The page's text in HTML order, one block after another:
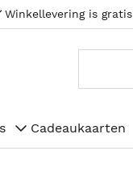
Winkellevering is gratis
Cadeaukaarten